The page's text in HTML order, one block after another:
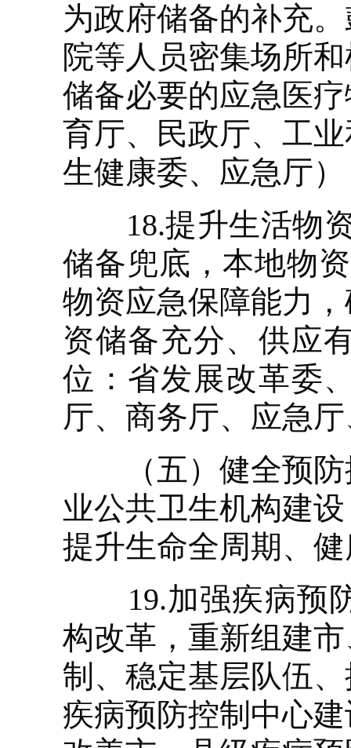
为政府储备的补充
院等人员密集场所
储备必要的应急医
育厅、民政厅、工
生健康委、应急厅）
18.提升生活物资
储备兜底，本地物
物资应急保障能力
资储备充分、供应
位：省发展改革委
厅、商务厅、应急
（五）健全预防
业公共卫生机构建
提升生命全周期、
19.加强疾病预防
构改革，重新组建
制、稳定基层队伍
疾病预防控制中心